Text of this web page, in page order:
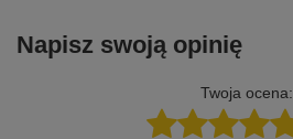
Napisz swoją opinię
Twoja ocena: